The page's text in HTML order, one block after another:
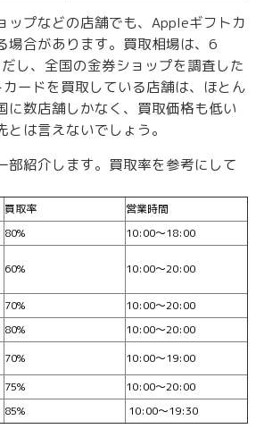
ップなどの店舗でも、Appleギフトカ
合があります。買取相場は、 6
し、全国の金券ショップを調査した
ードを買取している店舗は、ほとん
に数店舗しかなく、買取価格も低い
は言えないでしょう。
部紹介します。買取率を参考にして
買取率
営業時間
80%
10:00〜18:00
60% 10:00〜20:00
70%
10:00〜20:00
80%
10:00〜20:00
70%
10:00〜19:00
75%
10:00〜20:00
85% 10:00〜19:30